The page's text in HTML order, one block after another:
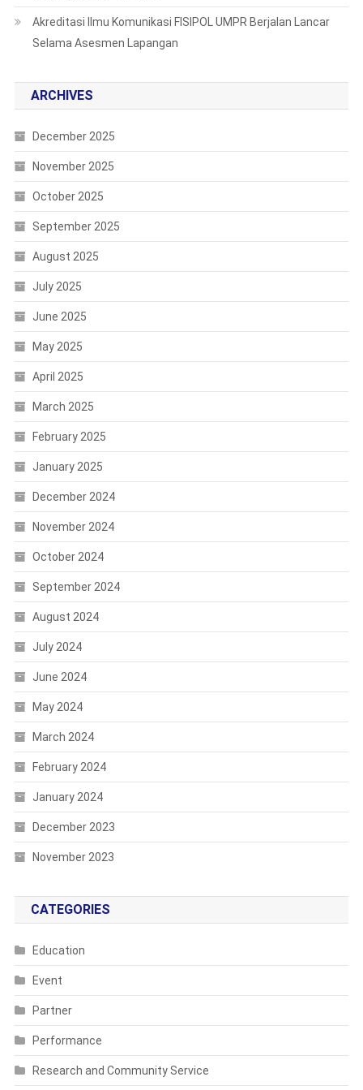
Akreditasi Ilmu Komunikasi FISIPOL UMPR Berjalan Lancar
Selama Asesmen Lapangan
ARCHIVES
December 2025
November 2025
October 2025
September 2025
August 2025
July 2025
June 2025
May 2025
April 2025
March 2025
February 2025
January 2025
December 2024
November 2024
October 2024
September 2024
August 2024
July 2024
June 2024
May 2024
March 2024
February 2024
January 2024
December 2023
November 2023
CATEGORIES
Education
Event
Partner
Performance
Research and Community Service